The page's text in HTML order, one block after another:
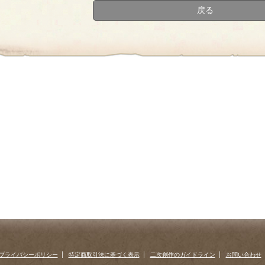
戻る
ライバシーポリシー 特定商取引法に基づく表示 二次創作のガイドライン お問い合わせ